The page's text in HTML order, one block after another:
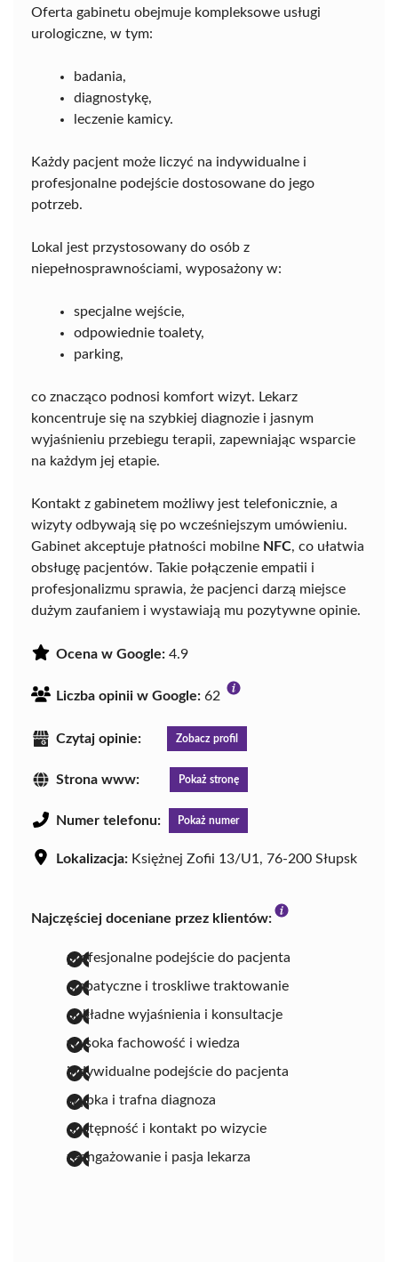
Oferta gabinetu obejmuje kompleksowe usługi
urologiczne, w tym:
badania,
diagnostykę,
leczenie kamicy.
Każdy pacjent może liczyć na indywidualne i
profesjonalne podejście dostosowane do jego
potrzeb.
Lokal jest przystosowany do osób z
niepełnosprawnościami, wyposażony w:
specjalne wejście,
odpowiednie toalety,
parking,
co znacząco podnosi komfort wizyt. Lekarz
koncentruje się na szybkiej diagnozie i jasnym
wyjaśnieniu przebiegu terapii, zapewniając wsparcie
na każdym jej etapie.
Kontakt z gabinetem możliwy jest telefonicznie, a
wizyty odbywają się po wcześniejszym umówieniu.
Gabinet akceptuje płatności mobilne NFC, co ułatwia
obsługę pacjentów. Takie połączenie empatii i
profesjonalizmu sprawia, że pacjenci darzą miejsce
dużym zaufaniem i wystawiają mu pozytywne opinie.
Ocena w Google: 4.9
Liczba opinii w Google: 62
Czytaj opinie: Zobacz profil
Strona www: Pokaż stronę
Numer telefonu: Pokaż numer
Lokalizacja: Księżnej Zofii 13/U1, 76-200 Słupsk
Najczęściej doceniane przez klientów:
profesjonalne podejście do pacjenta
empatyczne i troskliwe traktowanie
dokładne wyjaśnienia i konsultacje
wysoka fachowość i wiedza
indywidualne podejście do pacjenta
szybka i trafna diagnoza
dostępność i kontakt po wizycie
zaangażowanie i pasja lekarza